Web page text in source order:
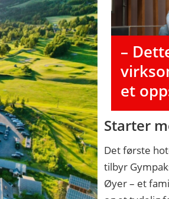
–
et
Starter
Det første
tilbyr
Øyer – et